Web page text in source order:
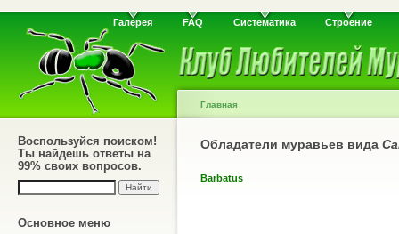
Галерея FAQ Систематика Строение
Воспользуйся поиском!
Ты найдешь ответы на
99% своих вопросов.
Основное меню
Главная
Обладатели муравьев вида
Barbatus